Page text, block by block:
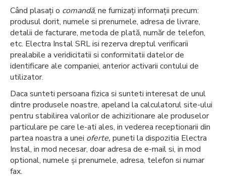
Când plasați o comandă, ne furnizați informații precum:
produsul dorit, numele si prenumele, adresa de livrare,
detalii de facturare, metoda de plată, număr de telefon,
etc. Electra Instal SRL isi rezerva dreptul verificarii
prealabile a veridicitatii si conformitatii datelor de
identificare ale companiei, anterior activarii contului de
utilizator.
Daca sunteti persoana fizica si sunteti interesat de unul
dintre produsele noastre, apeland la calculatorul site-ului
pentru stabilirea valorilor de achizitionare ale produselor
particulare pe care le-ati ales, in vederea receptionarii din
partea noastra a unei oferte, puneti la dispozitia Electra
Instal, in mod necesar, doar adresa de e-mail si, in mod
optional, numele și prenumele, adresa, telefon si numar
fax.